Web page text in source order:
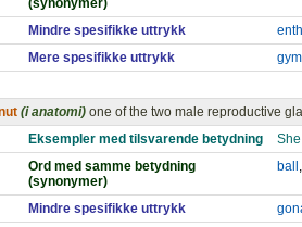
(synonymer)
Mindre spesifikke uttrykk
Mere spesifikke uttrykk
(i anatomi) one of the two male reproductive
Eksempler med tilsvarende betydning
Ord med samme betydning
(synonymer)
ball ,
Mindre spesifikke uttrykk